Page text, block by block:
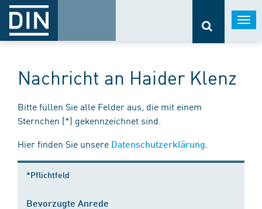
Nachricht an Haider Klenz
Bitte füllen Sie alle Felder aus, die mit einem
Sternchen (*) gekennzeichnet sind.
Hier finden Sie unsere Datenschutzerklärung
*Pflichtfeld
Bevorzugte Anrede